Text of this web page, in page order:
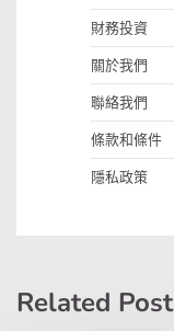
財務投資
關於我們
聯絡我們
條款和條件
隱私政策
Related